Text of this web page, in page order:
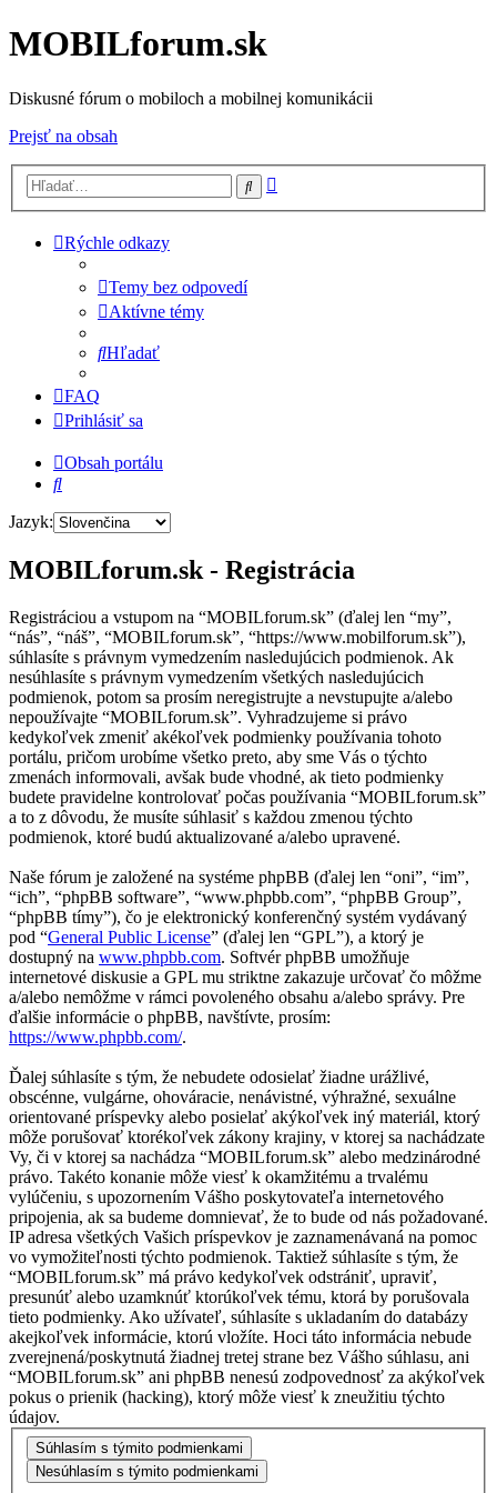
MOBILforum.sk
Diskusné fórum o mobiloch a mobilnej komunikácii
Prejsť na obsah
Hľadať
Rýchle odkazy
Temy bez odpovedí
Aktívne témy
Hľadať
FAQ
Prihlásiť sa
Obsah portálu
Hľadať
Jazyk:
MOBILforum.sk - Registrácia
Registráciou a vstupom na “MOBILforum.sk” (ďalej len “my”,
“nás”, “náš”, “MOBILforum.sk”, “https://www.mobilforum.sk”),
súhlasíte s právnym vymedzením nasledujúcich podmienok. Ak
nesúhlasíte s právnym vymedzením všetkých nasledujúcich
podmienok, potom sa prosím neregistrujte a nevstupujte a/alebo
nepoužívajte “MOBILforum.sk”. Vyhradzujeme si právo
kedykoľvek zmeniť akékoľvek podmienky používania tohoto
portálu, pričom urobíme všetko preto, aby sme Vás o týchto
zmenách informovali, avšak bude vhodné, ak tieto podmienky
budete pravidelne kontrolovať počas používania “MOBILforum.sk”
a to z dôvodu, že musíte súhlasiť s každou zmenou týchto
podmienok, ktoré budú aktualizované a/alebo upravené.
Naše fórum je založené na systéme phpBB (ďalej len “oni”, “im”,
“ich”, “phpBB software”, “www.phpbb.com”, “phpBB Group”,
“phpBB tímy”), čo je elektronický konferenčný systém vydávaný
pod “General Public License” (ďalej len “GPL”), a ktorý je
dostupný na www.phpbb.com. Softvér phpBB umožňuje
internetové diskusie a GPL mu striktne zakazuje určovať čo môžme
a/alebo nemôžme v rámci povoleného obsahu a/alebo správy. Pre
ďalšie informácie o phpBB, navštívte, prosím:
https://www.phpbb.com/.
Ďalej súhlasíte s tým, že nebudete odosielať žiadne urážlivé,
obscénne, vulgárne, ohováracie, nenávistné, výhražné, sexuálne
orientované príspevky alebo posielať akýkoľvek iný materiál, ktorý
môže porušovať ktorékoľvek zákony krajiny, v ktorej sa nachádzate
Vy, či v ktorej sa nachádza “MOBILforum.sk” alebo medzinárodné
právo. Takéto konanie môže viesť k okamžitému a trvalému
vylúčeniu, s upozornením Vášho poskytovateľa internetového
pripojenia, ak sa budeme domnievať, že to bude od nás požadované.
IP adresa všetkých Vašich príspevkov je zaznamenávaná na pomoc
vo vymožiteľnosti týchto podmienok. Taktiež súhlasíte s tým, že
“MOBILforum.sk” má právo kedykoľvek odstrániť, upraviť,
presunúť alebo uzamknúť ktorúkoľvek tému, ktorá by porušovala
tieto podmienky. Ako užívateľ, súhlasíte s ukladaním do databázy
akejkoľvek informácie, ktorú vložíte. Hoci táto informácia nebude
zverejnená/poskytnutá žiadnej tretej strane bez Vášho súhlasu, ani
“MOBILforum.sk” ani phpBB nenesú zodpovednosť za akýkoľvek
pokus o prienik (hacking), ktorý môže viesť k zneužitiu týchto
údajov.